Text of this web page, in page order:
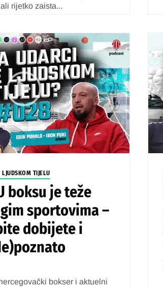
rijetko zaista...
TIJELU
boksu je teže
sportovima –
dobijete i
bokser i aktuelni